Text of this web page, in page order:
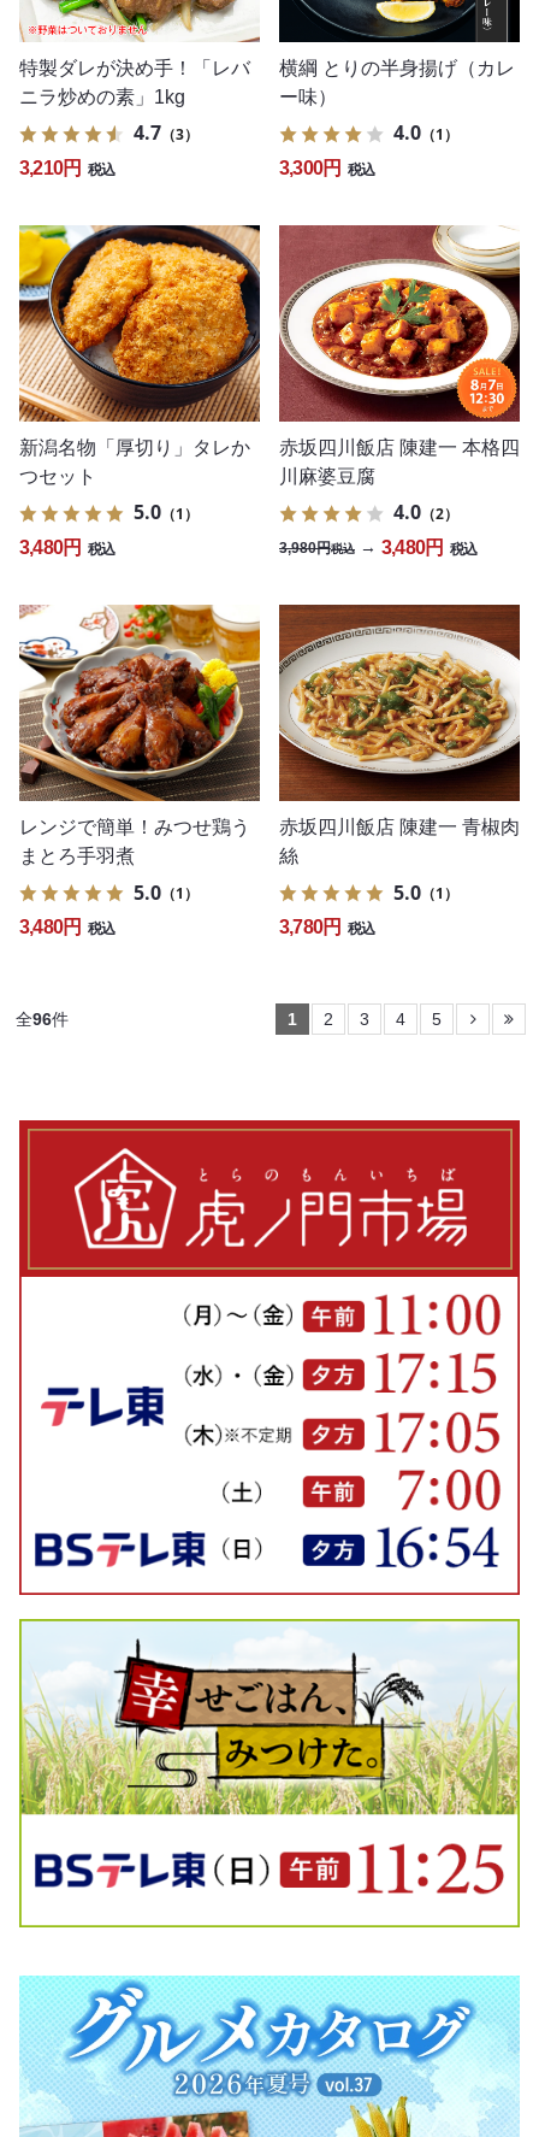
特製ダレが決め手！「レバ
ニラ炒めの素」1kg
4.7 （3）
3,210円 税込
横綱 とりの半身揚げ（カレ
ー味）
4.0 （1）
3,300円 税込
新潟名物「厚切り」タレか
つセット
5.0 （1）
3,480円 税込
赤坂四川飯店 陳建一 本格四
川麻婆豆腐
4.0 （2）
3,980円税込 → 3,480円 税込
レンジで簡単！みつせ鶏う
まとろ手羽煮
5.0 （1）
3,480円 税込
赤坂四川飯店 陳建一 青椒肉
絲
5.0 （1）
3,780円 税込
全96件 1 2 3 4 5